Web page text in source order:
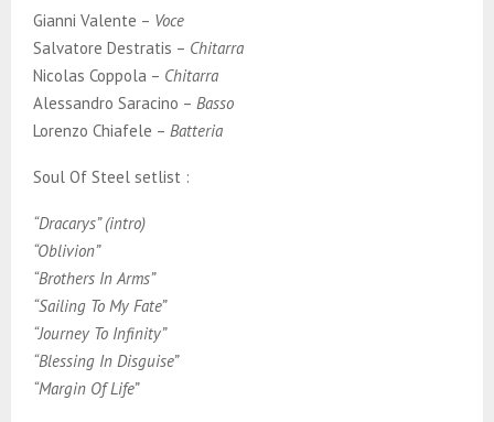
Gianni Valente – Voce
Salvatore Destratis – Chitarra
Nicolas Coppola – Chitarra
Alessandro Saracino – Basso
Lorenzo Chiafele – Batteria
Soul Of Steel setlist :
“Dracarys” (intro)
“Oblivion”
“Brothers In Arms”
“Sailing To My Fate”
“Journey To Infinity”
“Blessing In Disguise”
“Margin Of Life”